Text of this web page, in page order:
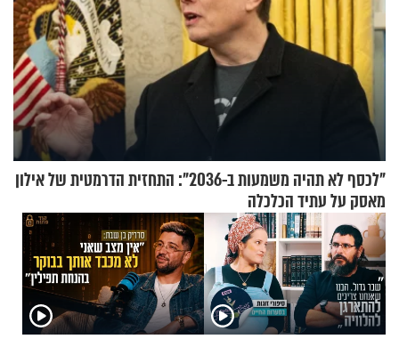
"לכסף לא תהיה משמעות ב-2036": התחזית הדרמטית של אילון
מאסק על עתיד הכלכלה